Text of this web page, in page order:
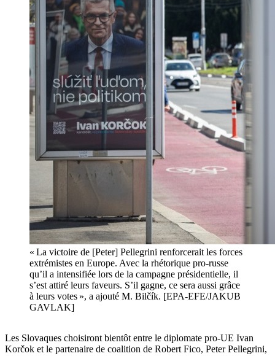
« La victoire de [Peter] Pellegrini renforcerait les forces
extrémistes en Europe. Avec la rhétorique pro-russe
qu’il a intensifiée lors de la campagne présidentielle, il
s’est attiré leurs faveurs. S’il gagne, ce sera aussi grâce
à leurs votes », a ajouté M. Bilčík. [EPA-EFE/JAKUB
GAVLAK]
Les Slovaques choisiront bientôt entre le diplomate pro-UE Ivan
Korčok et le partenaire de coalition de Robert Fico, Peter Pellegrini,